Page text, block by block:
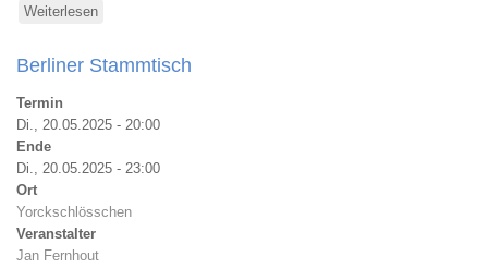
Weiterlesen
Stammtisch
Berliner Stammtisch
Termin
Di., 20.05.2025 - 20:00
Ende
Di., 20.05.2025 - 23:00
Ort
Yorckschlösschen
Veranstalter
Jan Fernhout